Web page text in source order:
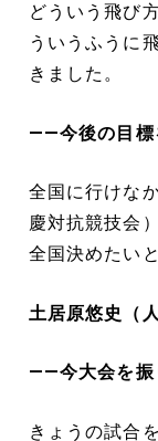
どういう飛び
ういうふうに
きました。
――今後の目標
全国に行けな
慶対抗競技会
全国決めたい
土居原悠史（
――今大会を振
きょうの試合